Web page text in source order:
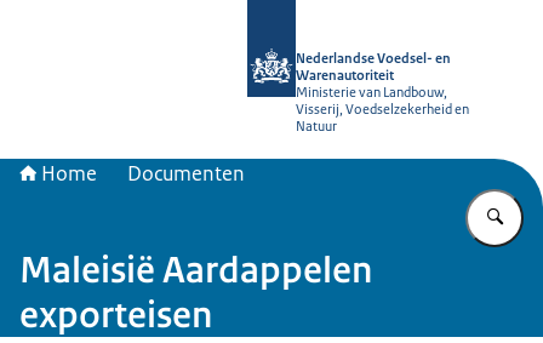
Nederlandse Voedsel- en
Warenautoriteit
Ministerie van Landbouw,
Visserij, Voedselzekerheid en
Natuur
Home Documenten
Maleisië Aardappelen
exporteisen